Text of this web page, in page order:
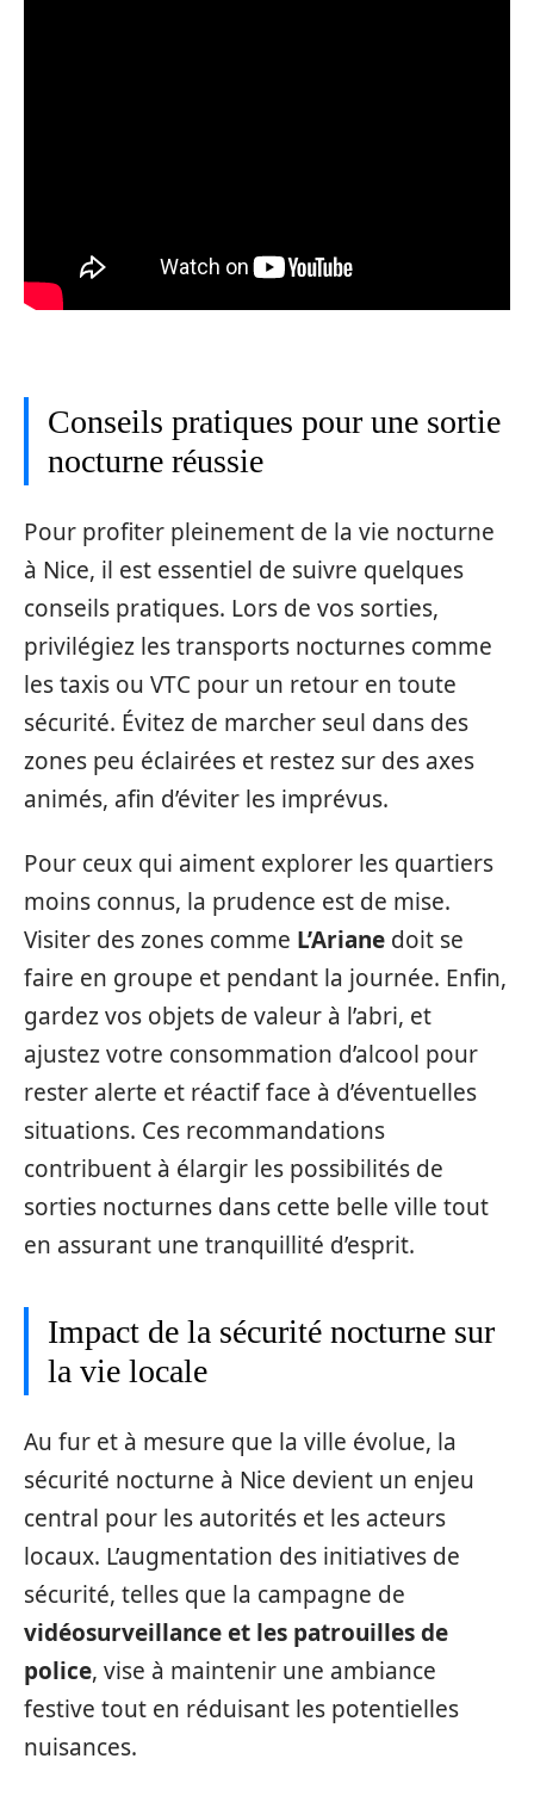
Conseils pratiques pour une sortie
nocturne réussie
Pour profiter pleinement de la vie nocturne
à Nice, il est essentiel de suivre quelques
conseils pratiques. Lors de vos sorties,
privilégiez les transports nocturnes comme
les taxis ou VTC pour un retour en toute
sécurité. Évitez de marcher seul dans des
zones peu éclairées et restez sur des axes
animés, afin d’éviter les imprévus.
Pour ceux qui aiment explorer les quartiers
moins connus, la prudence est de mise.
Visiter des zones comme L’Ariane doit se
faire en groupe et pendant la journée. Enfin,
gardez vos objets de valeur à l’abri, et
ajustez votre consommation d’alcool pour
rester alerte et réactif face à d’éventuelles
situations. Ces recommandations
contribuent à élargir les possibilités de
sorties nocturnes dans cette belle ville tout
en assurant une tranquillité d’esprit.
Impact de la sécurité nocturne sur
la vie locale
Au fur et à mesure que la ville évolue, la
sécurité nocturne à Nice devient un enjeu
central pour les autorités et les acteurs
locaux. L’augmentation des initiatives de
sécurité, telles que la campagne de
vidéosurveillance et les patrouilles de
police, vise à maintenir une ambiance
festive tout en réduisant les potentielles
nuisances.